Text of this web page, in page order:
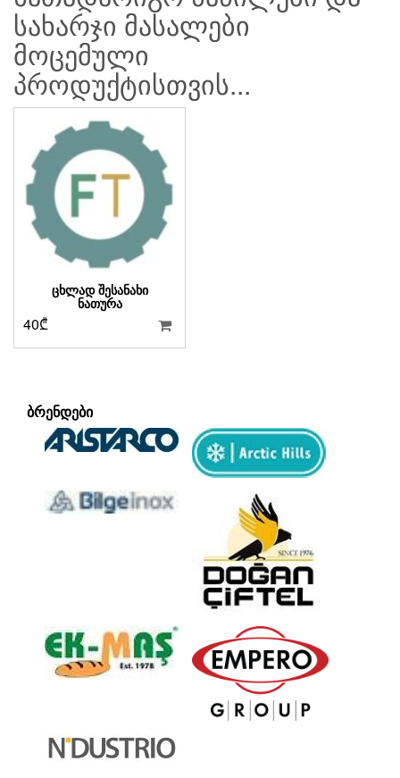
სახარჯი მასალები
მოცემული
პროდუქტისთვის...
ᲪᲮᲚᲐᲓ ᲨᲔᲡᲐᲜᲐᲮᲘ
ᲜᲐᲗᲣᲠᲐ
40₾
ᲑᲠᲔᲜᲓᲔᲑᲘ